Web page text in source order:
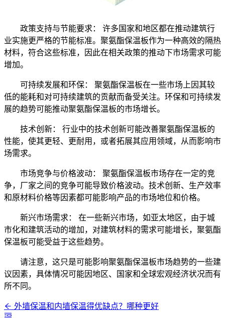
政策支持与节能要求： 许多国家和地区都在推动建筑行
业实施更严格的节能标准。聚氨酯保温板作为一种高效的隔热
材料，符合这些标准，因此在相关政策的推动下市场需求可能
增加。
可持续发展和环保： 聚氨酯保温板在一些市场上因其较
低的能耗和对可持续建筑的贡献而备受关注。环保和可持续发
展的趋势可能推动聚氨酯保温板的市场增长。
技术创新： 行业中的技术创新可能改善聚氨酯保温板的
性能，使其更轻、更耐用，或者拓展其应用领域，从而影响市
场需求。
市场竞争与价格波动： 聚氨酯保温板市场存在一定的竞
争，厂家之间的竞争可能导致价格波动。技术创新、生产效率
和原材料价格等因素都可能影响产品的市场地位和价格。
新兴市场需求： 在一些新兴市场，如亚太地区，由于城
市化和建筑活动的增加，对建筑材料的需求可能增长，聚氨酯
保温板可能受益于这些趋势。
请注意，这只是可能影响聚氨酯保温板市场趋势的一些建
议因素，具体情况可能因地区、国家和全球宏观经济状况而有
所不同。
外墙保温和内墙保温得优缺点？哪种更好